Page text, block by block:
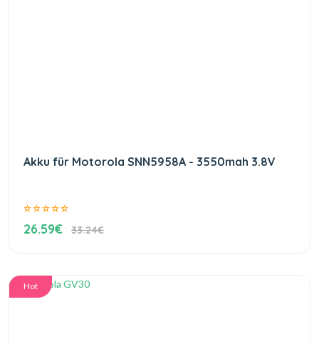
Akku für Motorola SNN5958A - 3550mah 3.8V
26.59€ 33.24€
Hot